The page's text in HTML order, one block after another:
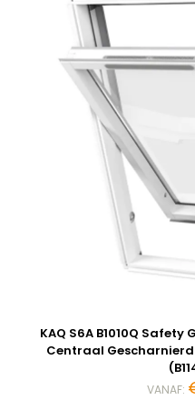
KAQ S6A B1010Q Safety
Centraal
VANAF: